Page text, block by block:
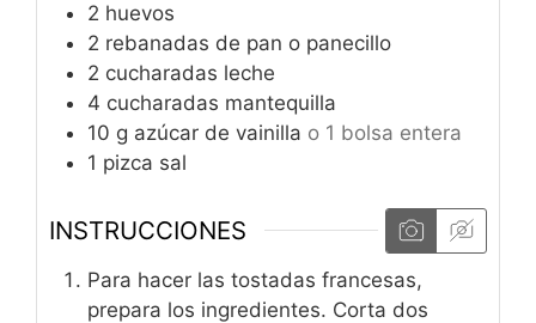
2 huevos
2 rebanadas de pan o panecillo
2 cucharadas leche
4 cucharadas mantequilla
10 g azúcar de vainilla o 1 bolsa entera
1 pizca sal
INSTRUCCIONES
Para hacer las tostadas francesas,
prepara los ingredientes. Corta dos